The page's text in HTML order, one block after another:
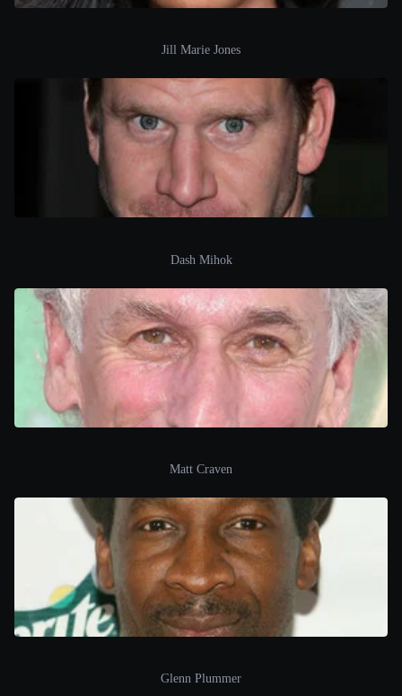
Jill Marie Jones
Dash Mihok
Matt Craven
Glenn Plummer